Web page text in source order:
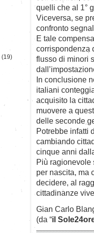
quelli che al 1°
Viceversa, se
confronto
E tale
corrispondenza
flusso di minori
In conclusione
italiani
acquisito la
muovere a
delle seconde
Potrebbe infatti
cambiando
cinque anni
Più ragionevole
per nascita, ma
decidere, al
cittadinanze
Gian Carlo
(da “il
(19)